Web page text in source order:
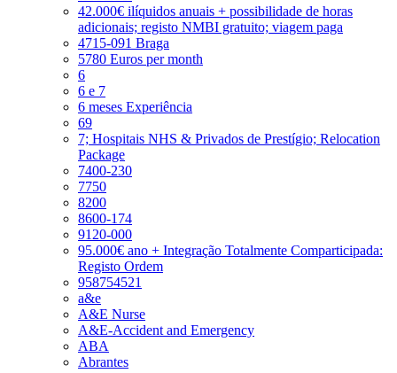
42.000€ ilíquidos anuais + possibilidade de horas
adicionais; registo NMBI gratuito; viagem paga
4715-091 Braga
5780 Euros per month
6
6 e 7
6 meses Experiência
69
7; Hospitais NHS & Privados de Prestígio; Relocation
Package
7400-230
7750
8200
8600-174
9120-000
95.000€ ano + Integração Totalmente Comparticipada:
Registo Ordem
958754521
a&e
A&E Nurse
A&E-Accident and Emergency
ABA
Abrantes